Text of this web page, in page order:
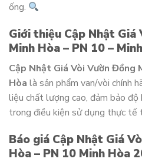
ống.
Giới thiệu Cập Nhật
Minh Hòa – PN 10 –
Cập Nhật Giá Vòi Vườn Đồng
Hòa là sản phẩm van/vòi chính
liệu chất lượng cao, đảm bảo
trong điều kiện sử dụng thực tế
Báo giá Cập Nhật Giá
Hòa – PN 10 Minh Hòa